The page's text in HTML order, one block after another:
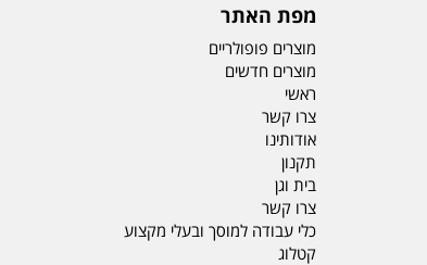
מפת האתר
מוצרים פופולריים
מוצרים חדשים
ראשי
צרו קשר
אודותינו
תקנון
בית וגן
צרו קשר
כלי עבודה למוסך ובעלי מקצוע
קטלוג